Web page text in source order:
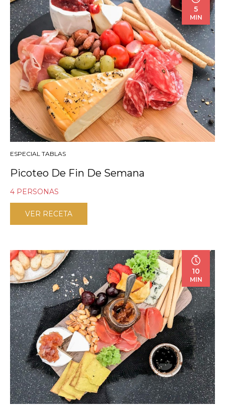
5
MIN
ESPECIAL TABLAS
Picoteo De Fin De Semana
4 PERSONAS
VER RECETA
10
MIN